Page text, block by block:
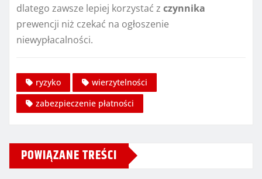
dlatego zawsze lepiej korzystać z czynnika
prewencji niż czekać na ogłoszenie
niewypłacalności.
ryzyko
wierzytelności
zabezpieczenie płatności
POWIĄZANE TREŚCI